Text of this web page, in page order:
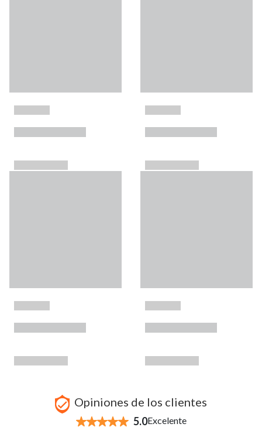
Opiniones de los clientes
5.0Excelente